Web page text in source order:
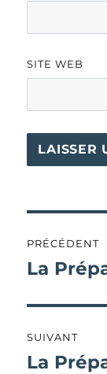
SITE WEB
de
PRÉCÉDENT
Publication
La
SUIVANT
Publication
La